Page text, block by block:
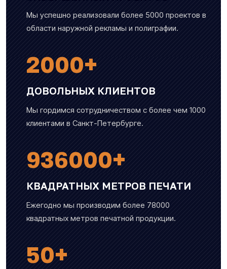
Мы успешно реализовали более 5000 проектов в
области наружной рекламы и полиграфии.
2000+
ДОВОЛЬНЫХ КЛИЕНТОВ
Мы гордимся сотрудничеством с более чем 1000
клиентами в Санкт-Петербурге.
936000+
КВАДРАТНЫХ МЕТРОВ ПЕЧАТИ
Ежегодно мы производим более 78000
квадратных метров печатной продукции.
50+